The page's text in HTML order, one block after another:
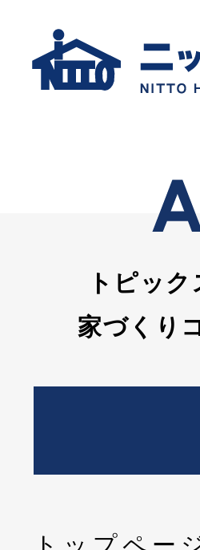
トピッ
家づくり